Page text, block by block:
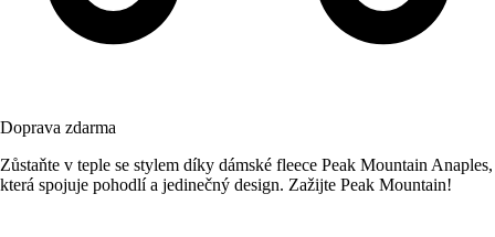
Doprava zdarma
Zůstaňte v teple se stylem díky dámské fleece Peak Mountain Anaples,
která spojuje pohodlí a jedinečný design. Zažijte Peak Mountain!